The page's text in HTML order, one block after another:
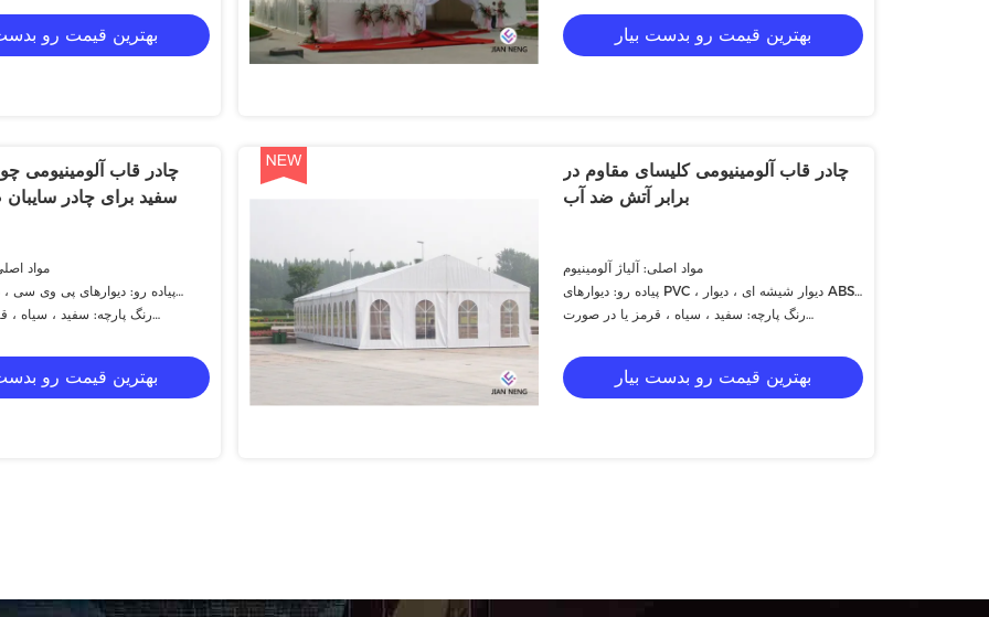
بهترین قیمت رو بدست بهترین قیمت رو بدست بیار
چادر قاب آلومینیومی
مواد
پیاده رو: دیوارهای پی وی سی
رنگ پارچه: سفید ، سیاه ،
بهترین قیمت رو بدست
چادر قاب آلومینیومی کلیسای مقاوم در
برابر آتش ضد آب
مواد اصلی: آلیاژ آلومینیوم
پیاده رو: دیوارهای PVC ، دیوار شیشه ای ، دیوار ABS
رنگ پارچه: سفید ، سیاه ، قرمز یا در صورت
بهترین قیمت رو بدست بیار